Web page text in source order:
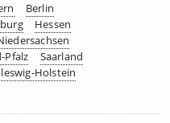
Berlin
Hessen
Pfalz
Saarland
Holstein